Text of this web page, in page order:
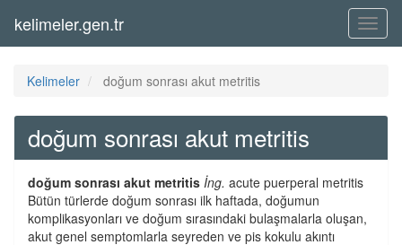
Menü
kelimeler.gen.tr
Kelimeler doğum sonrası akut metritis
doğum sonrası akut metritis
doğum sonrası akut metritis İng. acute puerperal metritis
Bütün türlerde doğum sonrası ilk haftada, doğumun
komplikasyonları ve doğum sırasındaki bulaşmalarla oluşan,
akut genel semptomlarla seyreden ve pis kokulu akıntı